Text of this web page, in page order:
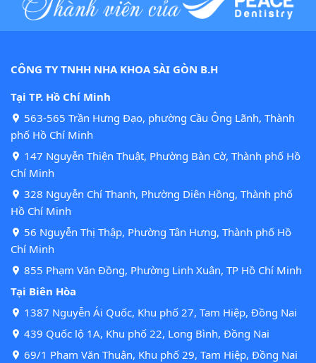
CÔNG TY TNHH NHA KHOA SÀI GÒN B.H
Tại TP. Hồ Chí Minh
563-565 Trần Hưng Đạo, phường Cầu Ông Lãnh, Thành
phố Hồ Chí Minh
147 Nguyễn Thiện Thuật, Phường Bàn Cờ, Thành phố Hồ
Chí Minh
328 Nguyễn Chí Thanh, Phường Diên Hồng, Thành phố
Hồ Chí Minh
56 Nguyễn Thị Thập, Phường Tân Hưng, Thành phố Hồ
Chí Minh
855 Phạm Văn Đồng, Phường Linh Xuân, TP Hồ Chí Minh
Tại Biên Hòa
1387 Nguyễn Ái Quốc, Khu phố 27, Tam Hiệp, Đồng Nai
439 Quốc lộ 1A, Khu phố 22, Long Bình, Đồng Nai
69/1 Phạm Văn Thuận, Khu phố 29, Tam Hiệp, Đồng Nai